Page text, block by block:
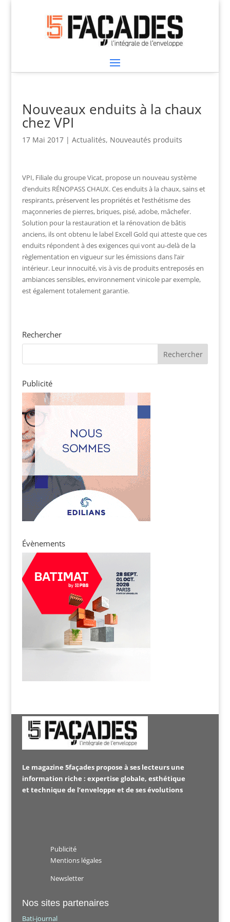
Nouveaux enduits à la chaux
chez VPI
17 Mai 2017| Actualités, Nouveautés produits
VPI, Filiale du groupe Vicat, propose un nouveau système
d’enduits RÉNOPASS CHAUX. Ces enduits à la chaux, sains et
respirants, préservent les propriétés et l’esthétisme des
maçonneries de pierres, briques, pisé, adobe, mâchefer.
Solution pour la restauration et la rénovation de bâtis
anciens, ils ont obtenu le label Excell Gold qui atteste que ces
enduits répondent à des exigences qui vont au-delà de la
règlementation en vigueur sur les émissions dans l’air
intérieur. Leur innocuité, vis à vis de produits entreposés en
ambiances sensibles, environnement vinicole par exemple,
est également totalement garantie.
Rechercher
Publicité
Évènements
Le magazine 5façades propose à ses lecteurs une
information riche : expertise globale, esthétique
et technique de l’enveloppe et de ses évolutions
Publicité
Mentions légales
Newsletter
Nos sites partenaires
Bati-journal